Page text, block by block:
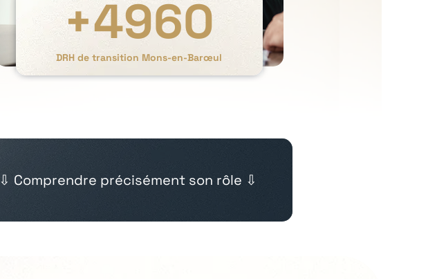
DRH de transition Mons-en-Barœul
+4960
⇩ Comprendre précisément son rôle ⇩